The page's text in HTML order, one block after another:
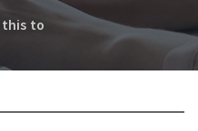
to